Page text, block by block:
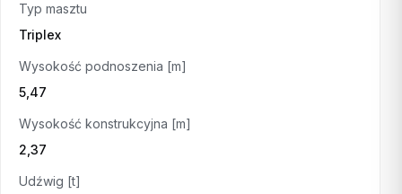
Typ masztu
Triplex
Wysokość podnoszenia [m]
5,47
Wysokość konstrukcyjna [m]
2,37
Udźwig [t]